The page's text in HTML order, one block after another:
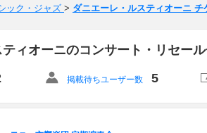
ック・ジャズ > ダニエーレ・ルスティオーニ チ
ィオーニのコンサート・リセー
掲載待ちユーザー数 5